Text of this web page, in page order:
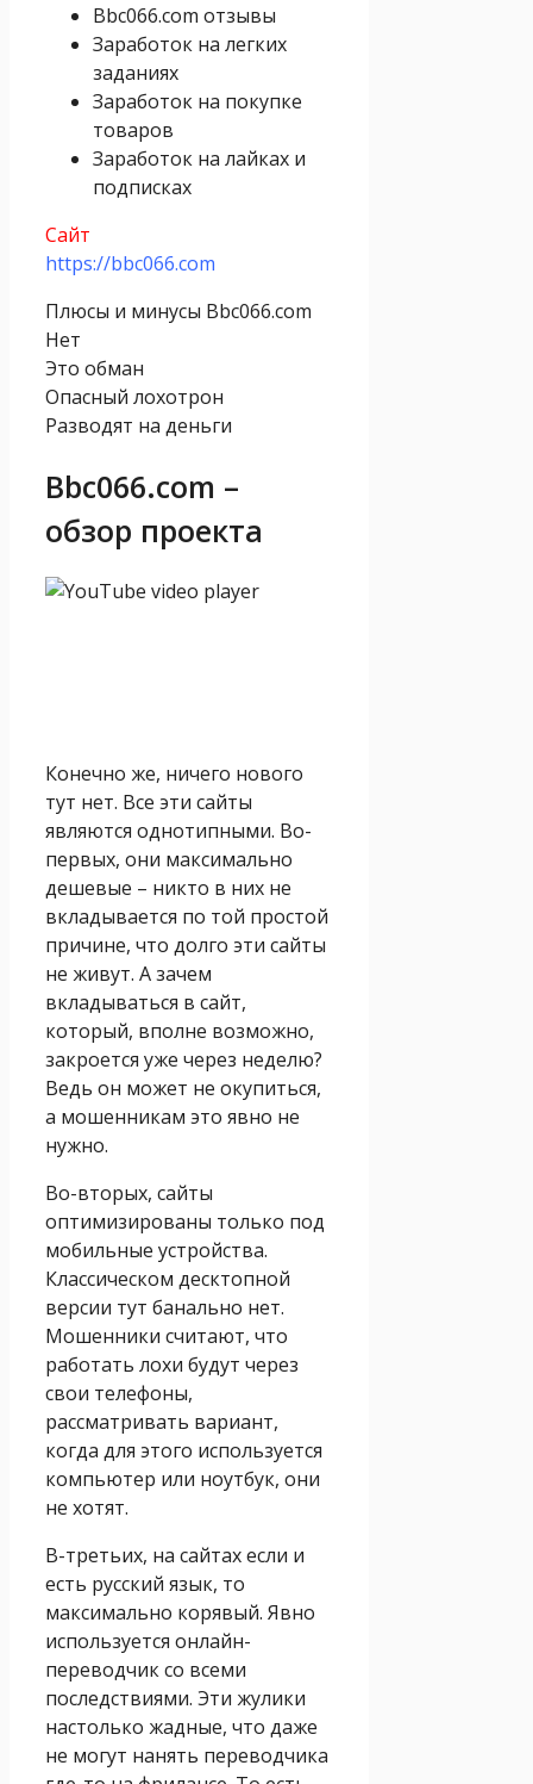
Bbc066.com отзывы
Заработок на легких
заданиях
Заработок на покупке
товаров
Заработок на лайках и
подписках
Сайт
https://bbc066.com
Плюсы и минусы Bbc066.com
Нет
Это обман
Опасный лохотрон
Разводят на деньги
Bbc066.com –
обзор проекта
Конечно же, ничего нового
тут нет. Все эти сайты
являются однотипными. Во-
первых, они максимально
дешевые – никто в них не
вкладывается по той простой
причине, что долго эти сайты
не живут. А зачем
вкладываться в сайт,
который, вполне возможно,
закроется уже через неделю?
Ведь он может не окупиться,
а мошенникам это явно не
нужно.
Во-вторых, сайты
оптимизированы только под
мобильные устройства.
Классическом десктопной
версии тут банально нет.
Мошенники считают, что
работать лохи будут через
свои телефоны,
рассматривать вариант,
когда для этого используется
компьютер или ноутбук, они
не хотят.
В-третьих, на сайтах если и
есть русский язык, то
максимально корявый. Явно
используется онлайн-
переводчик со всеми
последствиями. Эти жулики
настолько жадные, что даже
не могут нанять переводчика